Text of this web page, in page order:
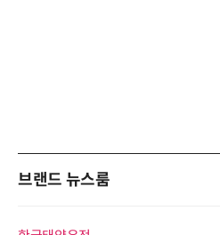
브랜드 뉴스룸